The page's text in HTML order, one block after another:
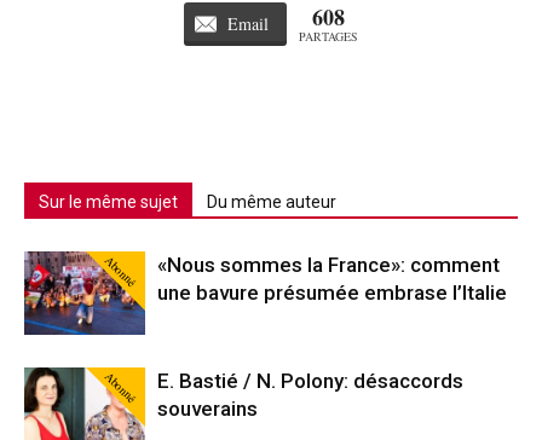
Email 608
PARTAGES
Sur le même sujet Du même auteur
Abonné
«Nous sommes la France»: comment
une bavure présumée embrase l’Italie
Abonné
E. Bastié / N. Polony: désaccords
souverains